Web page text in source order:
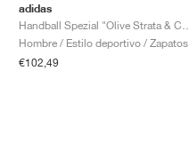
adidas
Hombre / Estilo deportivo / Zapatos
€102,49